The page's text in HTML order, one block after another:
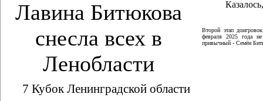
Лавина Битюкова
снесла всех в
Ленобласти
7 Кубок Ленинградской области
Второй этап
февраля 2025 года
привычный - Семён